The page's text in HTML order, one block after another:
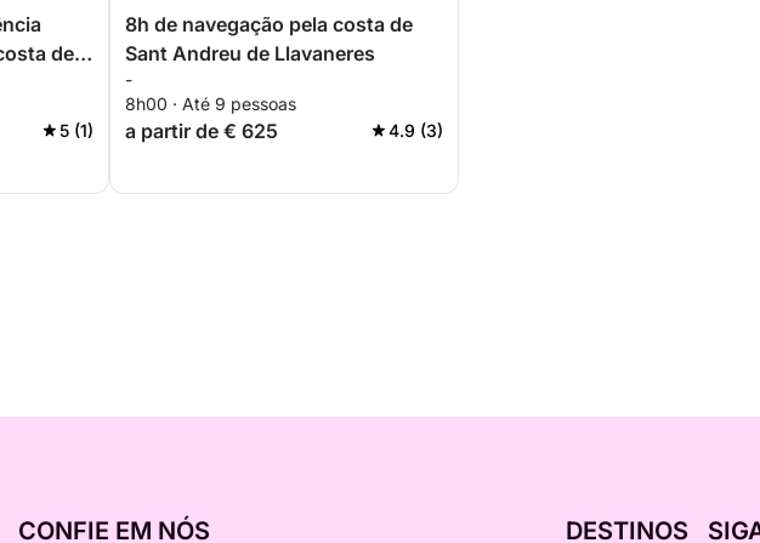
de
5 (1)
8h de navegação pela costa de
Sant Andreu de Llavaneres
-
8h00 · Até 9 pessoas
a partir de € 625 4.9 (3)
CONFIE EM NÓS DESTINOS